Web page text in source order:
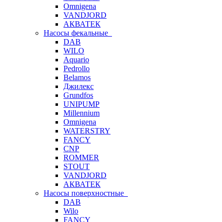
Omnigena
VANDJORD
АКВАТЕК
Насосы фекальные
DAB
WILO
Aquario
Pedrollo
Belamos
Джилекс
Grundfos
UNIPUMP
Millennium
Omnigena
WATERSTRY
FANCY
CNP
ROMMER
STOUT
VANDJORD
АКВАТЕК
Насосы поверхностные
DAB
Wilo
FANCY